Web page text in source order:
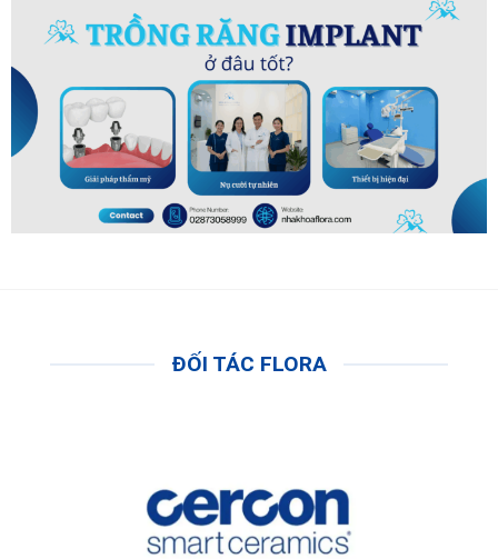
ĐỐI TÁC FLORA